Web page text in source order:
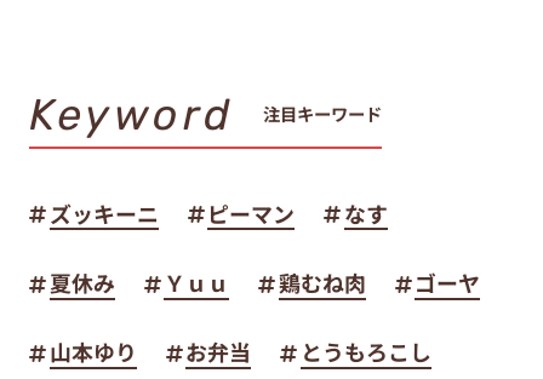
Keyword 注目キーワード
ズッキーニ ピーマン なす
夏休み Ｙｕｕ 鶏むね肉 ゴーヤ
山本ゆり お弁当 とうもろこし